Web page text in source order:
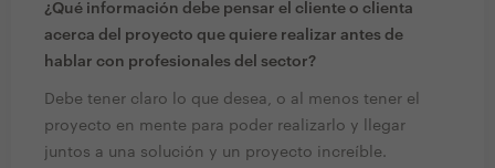
¿Qué información debe pensar el cliente o clienta
acerca del proyecto que quiere realizar antes de
hablar con profesionales del sector?
Debe tener claro lo que desea, o al menos tener el
proyecto en mente para poder realizarlo y llegar
juntos a una solución y un proyecto increíble.